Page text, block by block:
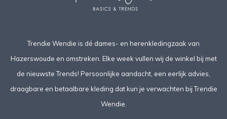
Trendie Wendie is dé dames- en herenkledingzaak van
Hazerswoude en omstreken. Elke week vullen wij de winkel bij met
de nieuwste Trends! Persoonlijke aandacht, een eerlijk advies,
draagbare en betaalbare kleding dat kun je verwachten bij Trendie
Wendie.